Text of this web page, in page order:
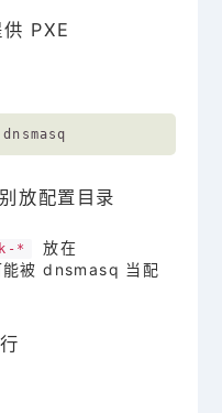
PXE
放配置目录
* 放在
能被 dnsmasq 当配